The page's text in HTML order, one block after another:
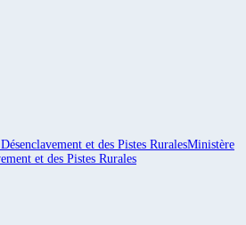
et des Pistes RuralesMinistère
et des Pistes Rurales